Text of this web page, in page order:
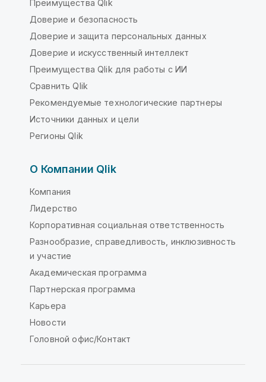
Преимущества Qlik
Доверие и безопасность
Доверие и защита персональных данных
Доверие и искусственный интеллект
Преимущества Qlik для работы с ИИ
Сравнить Qlik
Рекомендуемые технологические партнеры
Источники данных и цели
Регионы Qlik
О Компании Qlik
Компания
Лидерство
Корпоративная социальная ответственность
Разнообразие, справедливость, инклюзивность
и участие
Академическая программа
Партнерская программа
Карьера
Новости
Головной офис/Контакт